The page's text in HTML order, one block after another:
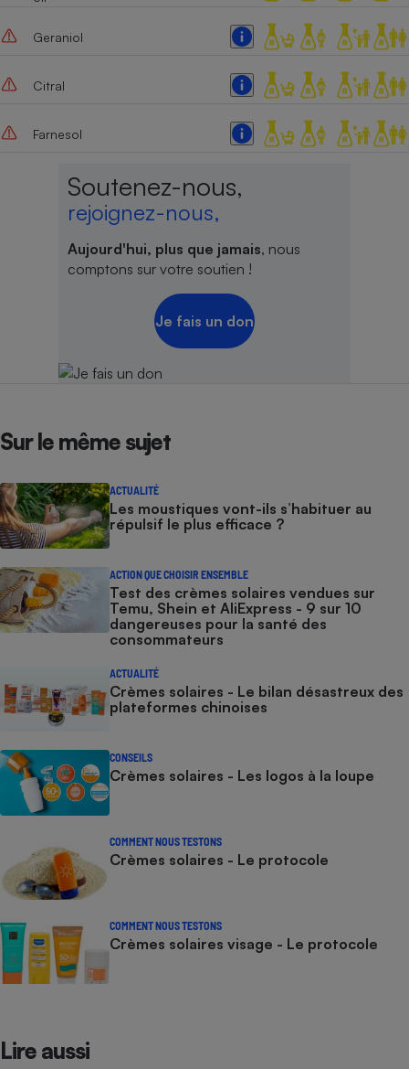
Geraniol
Citral
Farnesol
Soutenez-nous,
rejoignez-nous,
Aujourd'hui, plus que jamais, nous
comptons sur votre soutien !
Je fais un don
Sur le même sujet
ACTUALITÉ
Les moustiques vont-ils s’habituer au
répulsif le plus efficace ?
ACTION QUE CHOISIR ENSEMBLE
Test des crèmes solaires vendues sur
Temu, Shein et AliExpress - 9 sur 10
dangereuses pour la santé des
consommateurs
ACTUALITÉ
Crèmes solaires - Le bilan désastreux des
plateformes chinoises
CONSEILS
Crèmes solaires - Les logos à la loupe
COMMENT NOUS TESTONS
Crèmes solaires - Le protocole
COMMENT NOUS TESTONS
Crèmes solaires visage - Le protocole
Lire aussi